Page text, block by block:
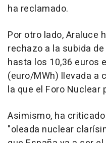
ha reclamado.
Por otro lado, Araluce
rechazo a la subida
hasta los 10,36 euros
(euro/MWh) llevada a
la que el Foro
Asimismo, ha
"oleada nuclear